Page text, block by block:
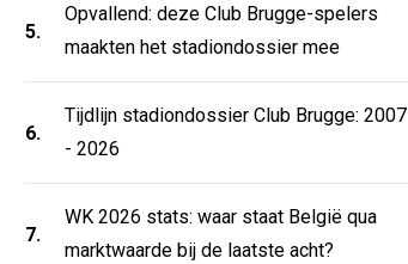
5.
Opvallend: deze Club Brugge-spelers
maakten het stadiondossier mee
6.
Tijdlijn stadiondossier Club Brugge: 2007
- 2026
7.
WK 2026 stats: waar staat België qua
marktwaarde bij de laatste acht?